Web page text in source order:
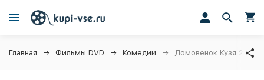
Главная Фильмы DVD Комедии Домовенок Кузя 2в1